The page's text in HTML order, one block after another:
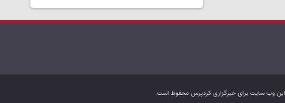
این وب سایت برای خبرگزاری کردپرس محفوظ است.